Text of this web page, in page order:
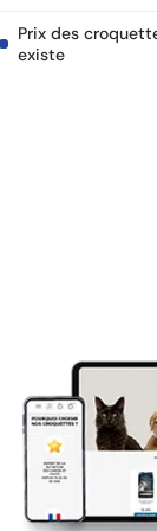
Prix des
existe